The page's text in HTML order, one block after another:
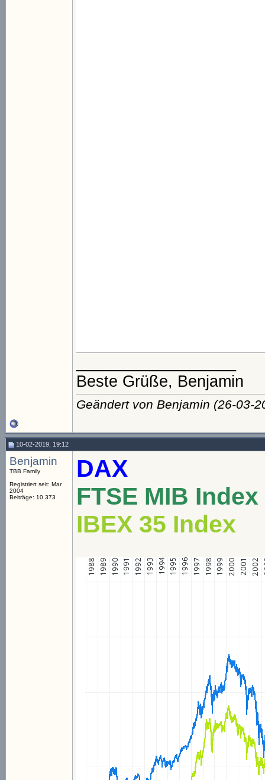
Beste Grüße, Benjamin
Geändert von Benjamin (26-03-
10-02-2019, 19:12
Benjamin
TBB Family
Registriert seit: Mar
2004
Beiträge: 10.373
DAX
FTSE MIB Index
IBEX 35 Index